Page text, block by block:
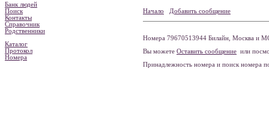
Банк людей
Поиск
Контакты
Справочник
Родственники
Каталог
Протокол
Номера
Начало Добавить сообщение
Номера 79670513944 Билайн, Москва и
Вы можете Оставить сообщение или
Принадлежность номера и поиск номера